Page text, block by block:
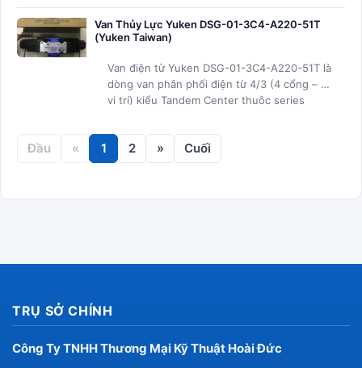
01 size nhỏ của Yuken
Van Thủy Lực Yuken DSG-01-3C4-A220-51T
(Yuken Taiwan)
Van điện từ Yuken DSG-01-3C4-A220-51T là
dòng van phân phối điện từ 4/3 (4 cổng – 3
vị trí) kiểu Tandem Center thuộc series
Đầu « 1 2 » Cuối
TRỤ SỞ CHÍNH
Công Ty TNHH Thương Mại Kỹ Thuật Hoài Đức